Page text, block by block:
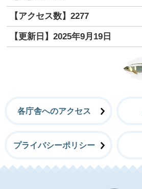
【アクセス数】2277
【更新日】2025年9月19日
各庁舎へのアクセス
プライバシーポリシー